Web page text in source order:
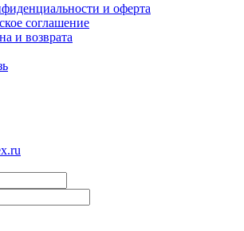
и оферта
соглашение
и возврата